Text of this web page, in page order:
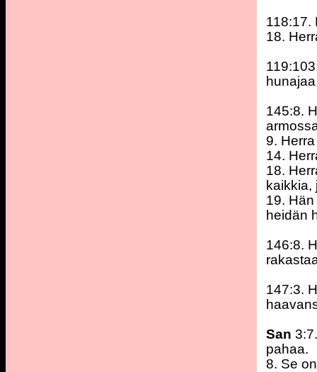
118:17.
18.
145:8.
9.
14.
18.
19.
heidän
146:8.
147:3.
San
pahaa.
8. Se